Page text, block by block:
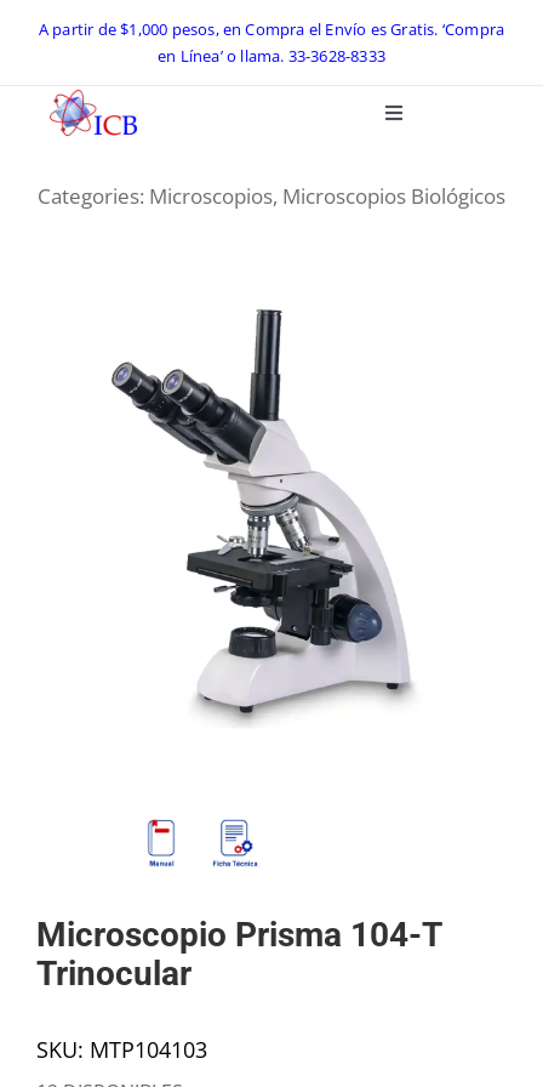
content
A partir de $1,000 pesos, en Compra el Envío es Gratis. ‘Compra
en Línea’ o llama. 33-3628-8333
Toggle
Preguntas Frecuentes
Categories: Microscopios, Microscopios Biológicos
Microscopio Prisma 104-T
Trinocular
SKU: MTP104103